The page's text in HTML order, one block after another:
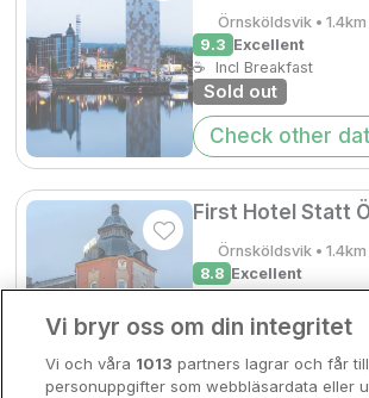
Hela Norge
Oslo
Bergen
Hela Danmark
Örnsköldsvik •
9.3 Excellent
☕
Incl Breakfast
Sold out
Check other
First Hotel Statt
Örnsköldsvik •
8.8 Excellent
☕ Incl Breakfast
Sold out
Check other
Hotellweekend
Familjerum
Europa
Kompisweekend
Storstadsweekend
Hotellrum under 995 kr
Vi bryr oss om din integritet
Vi och våra 1013 partners lagrar och får
personuppgifter som webbläsardata eller